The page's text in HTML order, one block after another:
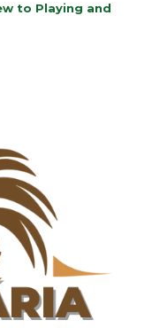
to Playing and